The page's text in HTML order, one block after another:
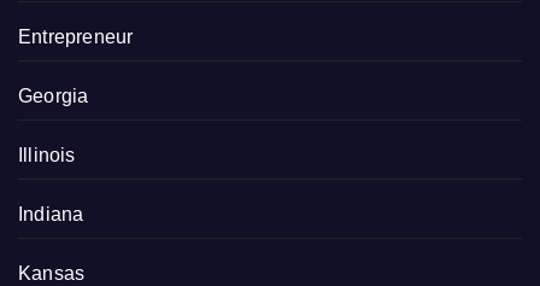
Entrepreneur
Georgia
Illinois
Indiana
Kansas